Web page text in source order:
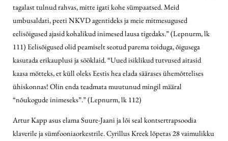
tagalast tulnud rahvas, mitte igati kohe sümpaatsed. Meid
umbusaldati, peeti NKVD agentideks ja meie mitmesugused
eelisõigused ajasid kohalikud inimesed lausa tigedaks.” (Lepnurm, lk
111) Eelisõigused olid peamiselt seotud parema toiduga, õigusega
kasutada erikauplusi ja sööklaid. “Uued isiklikud tutvused aitasid
kaasa mõtteks, et küll oleks Eestis hea elada säärases ühemõttelises
ühiskonnas! Olin enda teadmata muutunud mingil määral
“nõukogude inimeseks”.” (Lepnurm, lk 112)
Artur Kapp asus elama Suure-Jaani ja lõi seal kontsertrapsoodia
klaverile ja sümfooniaorkestrile. Cyrillus Kreek lõpetas 28 vaimulikku